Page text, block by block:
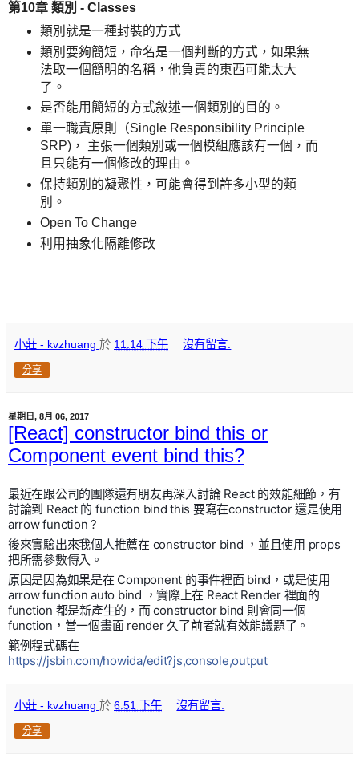
第10章 類別 - Classes
類別就是一種封裝的方式
類別要夠簡短，命名是一個判斷的方式，如果無
法取一個簡明的名稱，他負責的東西可能太大
了。
是否能用簡短的方式敘述一個類別的目的。
單一職責原則（Single Responsibility Principle
SRP)， 主張一個類別或一個模組應該有一個，而
且只能有一個修改的理由。
保持類別的凝聚性，可能會得到許多小型的類
別。
Open To Change
利用抽象化隔離修改
小莊 - kvzhuang 於 11:14 下午 沒有留言:
分享
星期日, 8月 06, 2017
[React] constructor bind this or
Component event bind this?
最近在跟公司的團隊還有朋友再深入討論 React 的效能細節，有
討論到 React 的 function bind this 要寫在constructor 還是使用
arrow function ?
後來實驗出來我個人推薦在 constructor bind ，並且使用 props
把所需參數傳入。
原因是因為如果是在 Component 的事件裡面 bind，或是使用
arrow function auto bind ，實際上在 React Render 裡面的
function 都是新產生的，而 constructor bind 則會同一個
function，當一個畫面 render 久了前者就有效能議題了。
範例程式碼在
https://jsbin.com/howida/edit?js,console,output
小莊 - kvzhuang 於 6:51 下午 沒有留言:
分享